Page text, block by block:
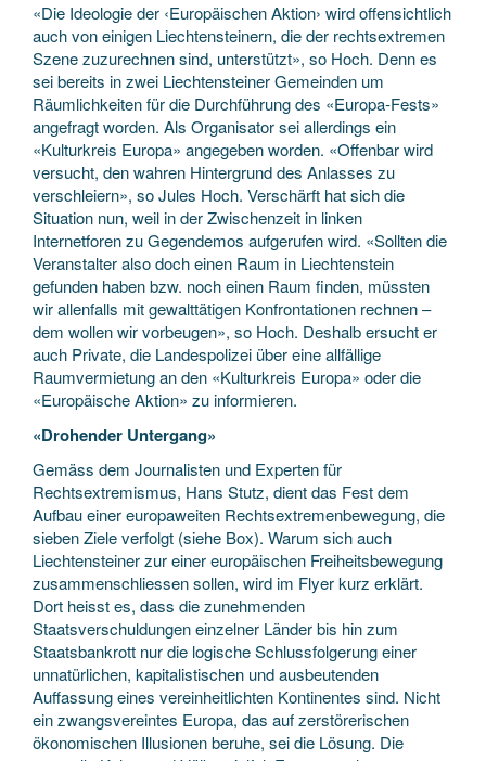
«Die Ideologie der ‹Europäischen Aktion› wird offensichtlich
auch von einigen Liechtensteinern, die der rechtsextremen
Szene zuzurechnen sind, unterstützt», so Hoch. Denn es
sei bereits in zwei Liechtensteiner Gemeinden um
Räumlichkeiten für die Durchführung des «Europa-Fests»
angefragt worden. Als Organisator sei allerdings ein
«Kulturkreis Europa» angegeben worden. «Offenbar wird
versucht, den wahren Hintergrund des Anlasses zu
verschleiern», so Jules Hoch. Verschärft hat sich die
Situation nun, weil in der Zwischenzeit in linken
Internetforen zu Gegendemos aufgerufen wird. «Sollten die
Veranstalter also doch einen Raum in Liechtenstein
gefunden haben bzw. noch einen Raum finden, müssten
wir allenfalls mit gewalttätigen Konfrontationen rechnen –
dem wollen wir vorbeugen», so Hoch. Deshalb ersucht er
auch Private, die Landespolizei über eine allfällige
Raumvermietung an den «Kulturkreis Europa» oder die
«Europäische Aktion» zu informieren.
«Drohender Untergang»
Gemäss dem Journalisten und Experten für
Rechtsextremismus, Hans Stutz, dient das Fest dem
Aufbau einer europaweiten Rechtsextremenbewegung, die
sieben Ziele verfolgt (siehe Box). Warum sich auch
Liechtensteiner zur einer europäischen Freiheitsbewegung
zusammenschliessen sollen, wird im Flyer kurz erklärt.
Dort heisst es, dass die zunehmenden
Staatsverschuldungen einzelner Länder bis hin zum
Staatsbankrott nur die logische Schlussfolgerung einer
unnatürlichen, kapitalistischen und ausbeutenden
Auffassung eines vereinheitlichten Kontinentes sind. Nicht
ein zwangsvereintes Europa, das auf zerstörerischen
ökonomischen Illusionen beruhe, sei die Lösung. Die